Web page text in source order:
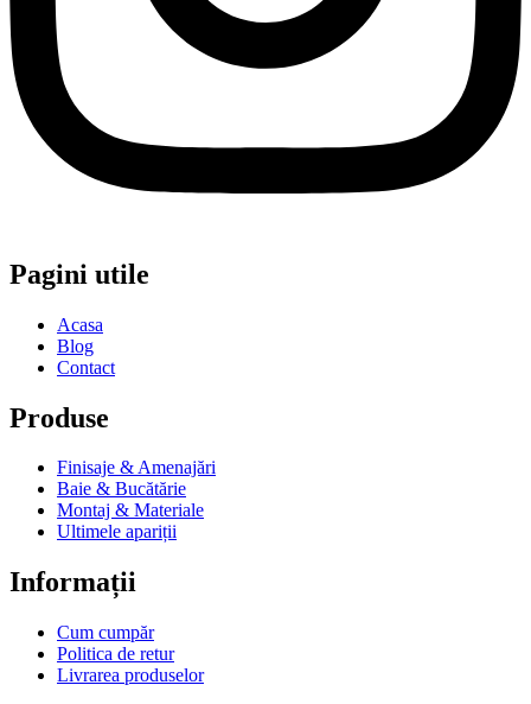
Pagini utile
Acasa
Blog
Contact
Produse
Finisaje & Amenajări
Baie & Bucătărie
Montaj & Materiale
Ultimele apariții
Informații
Cum cumpăr
Politica de retur
Livrarea produselor